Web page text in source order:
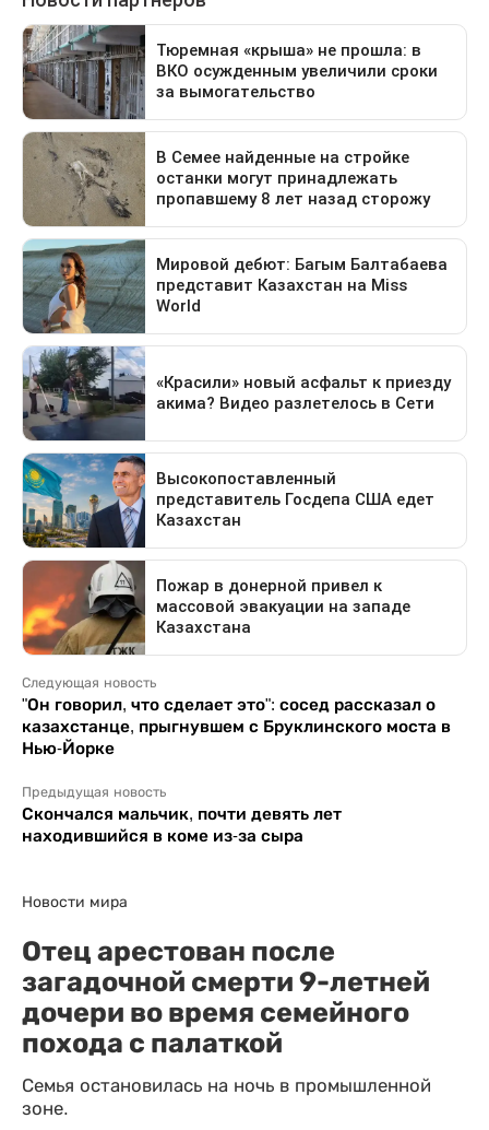
Следующая новость
"Он говорил, что сделает это": сосед рассказал о
казахстанце, прыгнувшем с Бруклинского моста в
Нью-Йорке
Предыдущая новость
Скончался мальчик, почти девять лет
находившийся в коме из-за сыра
Новости мира
Отец арестован после
загадочной смерти 9-летней
дочери во время семейного
похода с палаткой
Семья остановилась на ночь в промышленной
зоне.